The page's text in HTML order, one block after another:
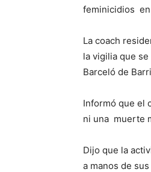
feminicidios en
La coach
la vigilia que
Barceló de
Informó que
ni una muerte
Dijo que la
a manos de